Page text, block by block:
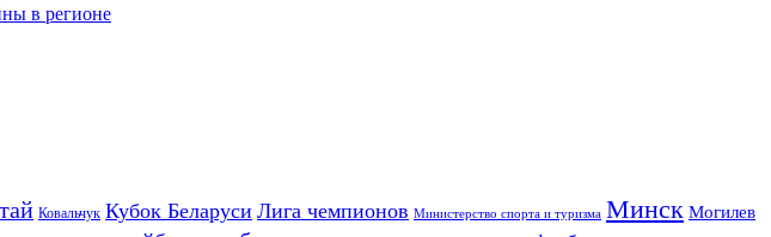
в регионе
Ковальчук Кубок Беларуси Лига чемпионов Министерство спорта и туризма Минск Могилев